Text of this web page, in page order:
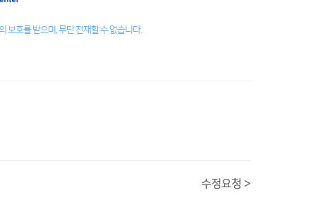
보호를 받으며, 무단 전재할 수 없습니다.